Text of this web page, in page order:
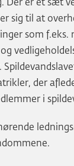
Der er et sæt
sig til at
som f.eks.
der
i